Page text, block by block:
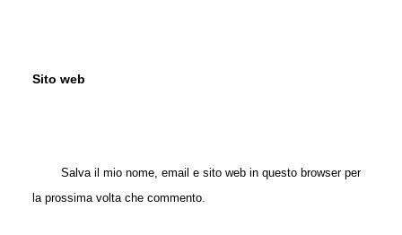
Sito web
Salva il mio nome, email e sito web in questo browser per
la prossima volta che commento.